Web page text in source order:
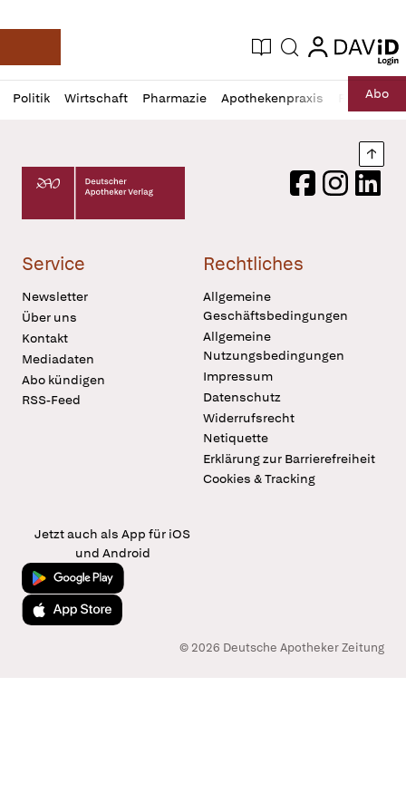
Deutsche Apotheker Zeitung
Aktuelle Ausgabe
Suche login
login
Politik Wirtschaft Pharmazie Apothekenpraxis RechtAbo
Profil
öffnen
Daz
Pur
Deutscher Apotheker Verlag Logo
FacebookInstagram
Service
Newsletter
Über uns
Kontakt
Mediadaten
Abo kündigen
RSS-Feed
Rechtliches
Allgemeine
Geschäftsbedingungen
Allgemeine
Nutzungsbedingungen
Impressum
Datenschutz
Widerrufsrecht
Netiquette
Erklärung zur Barrierefreiheit
Cookies & Tracking
Jetzt auch als App für iOS
und Android
Jetzt bei Google Play
Laden im App Store
© 2026 Deutsche Apotheker Zeitung